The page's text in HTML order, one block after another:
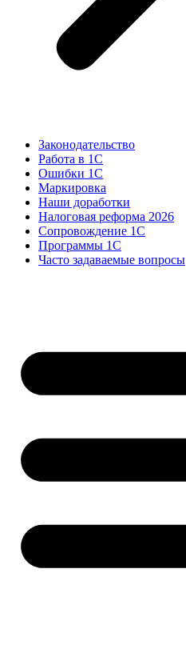
Законодательство
Работа в 1С
Ошибки 1С
Маркировка
Наши доработки
Налоговая реформа 2026
Сопровождение 1С
Программы 1С
Часто задаваемые вопросы